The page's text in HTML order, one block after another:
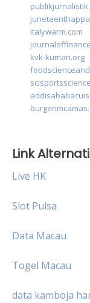
italywarm.com
kvk-kumari.org
Link
Live HK
Slot Pulsa
Data Macau
Togel Macau
data kamboja